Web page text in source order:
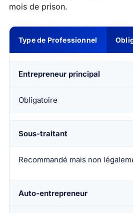
mois de prison.
Type de Professionnel
Entrepreneur principal
Obligatoire
Sous-traitant
Recommandé mais non
Auto-entrepreneur